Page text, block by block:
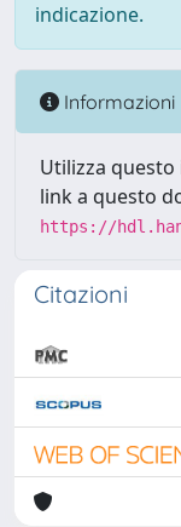
indicazione.
Informazioni
Utilizza
link a questo
https://
Citazioni